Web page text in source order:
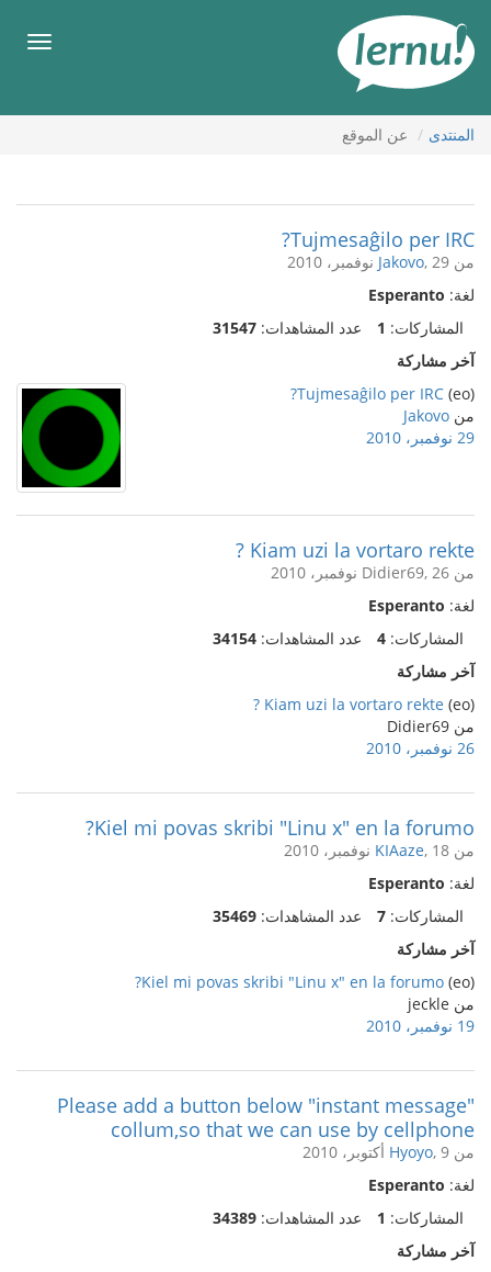
المحتويات
قائمة
المنتدى عن الموقع
Tujmesaĝilo per IRC?
من Jakovo, 29 نوفمبر، 2010
لغة: Esperanto
المشاركات: 1 عدد المشاهدات: 31547
آخر مشاركة
(eo)
Tujmesaĝilo per IRC?
من Jakovo
29 نوفمبر، 2010
Kiam uzi la vortaro rekte ?
من Didier69, 26 نوفمبر، 2010
لغة: Esperanto
المشاركات: 4 عدد المشاهدات: 34154
آخر مشاركة
(eo)
Kiam uzi la vortaro rekte ?
من Didier69
26 نوفمبر، 2010
Kiel mi povas skribi "Linu x" en la forumo?
من KIAaze, 18 نوفمبر، 2010
لغة: Esperanto
المشاركات: 7 عدد المشاهدات: 35469
آخر مشاركة
(eo)
Kiel mi povas skribi "Linu x" en la forumo?
من jeckle
19 نوفمبر، 2010
Please add a button below "instant message"
collum,so that we can use by cellphone
من Hyoyo, 9 أكتوبر، 2010
لغة: Esperanto
المشاركات: 1 عدد المشاهدات: 34389
آخر مشاركة